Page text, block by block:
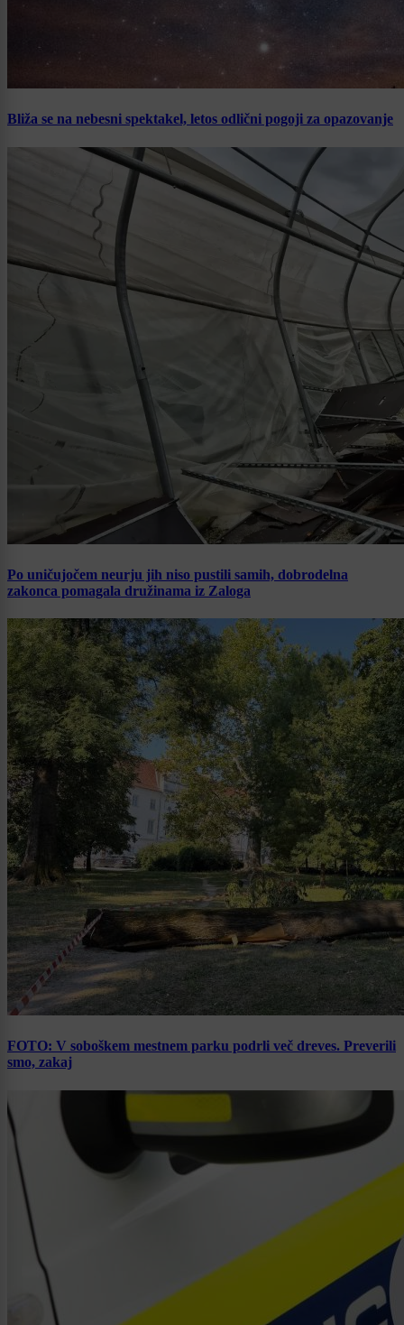
Bliža se na nebesni spektakel, letos odlični pogoji za opazovanje
Po uničujočem neurju jih niso pustili samih, dobrodelna
zakonca pomagala družinama iz Zaloga
FOTO: V soboškem mestnem parku podrli več dreves. Preverili
smo, zakaj